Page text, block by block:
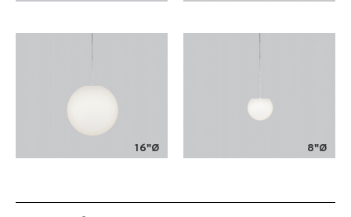
16"Ø 8"Ø